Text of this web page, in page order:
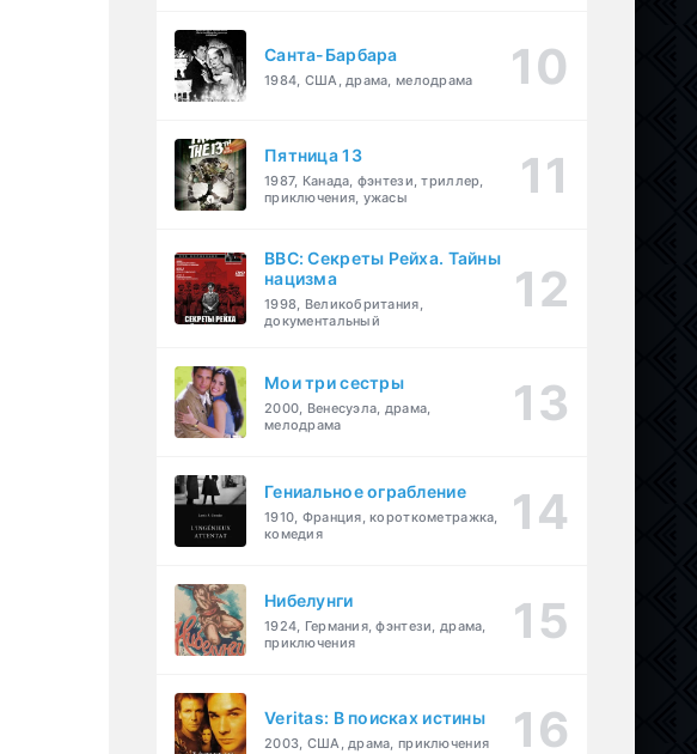
Санта-Барбара
1984, США, драма, мелодрама
Пятница 13
1987, Канада, фэнтези, триллер,
приключения, ужасы
BBC: Секреты Рейха. Тайны
нацизма
1998, Великобритания,
документальный
Мои три сестры
2000, Венесуэла, драма,
мелодрама
Гениальное ограбление
1910, Франция, короткометражка,
комедия
Нибелунги
1924, Германия, фэнтези, драма,
приключения
Veritas: В поисках истины
2003, США, драма, приключения